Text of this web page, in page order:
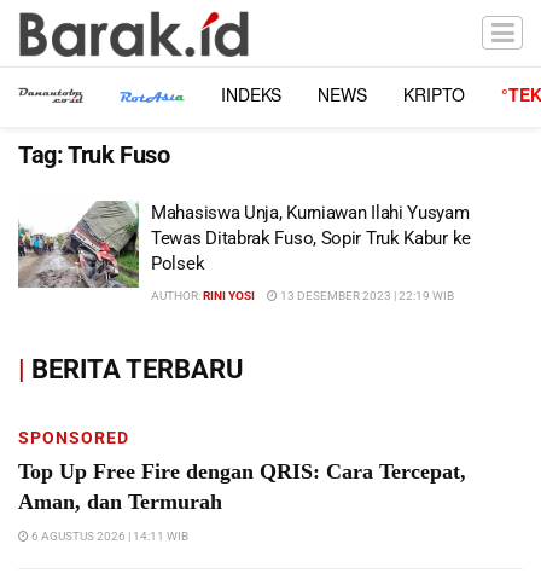
INDEKS NEWS KRIPTO
Tag:Truk Fuso
Mahasiswa Unja, Kurniawan Ilahi Yusyam
Tewas Ditabrak Fuso, Sopir Truk Kabur ke
Polsek
AUTHOR:RINI YOSI 13 DESEMBER 2023 | 22:19 WIB
| BERITA TERBARU
SPONSORED
Top Up Free Fire dengan QRIS: Cara Tercepat,
Aman, dan Termurah
6 AGUSTUS 2026 | 14:11 WIB